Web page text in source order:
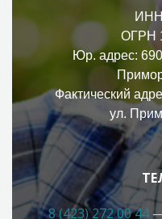
ИНН
ОГРН
Юр. адрес:
Фактический
ул.
8 (423) 272 00 44